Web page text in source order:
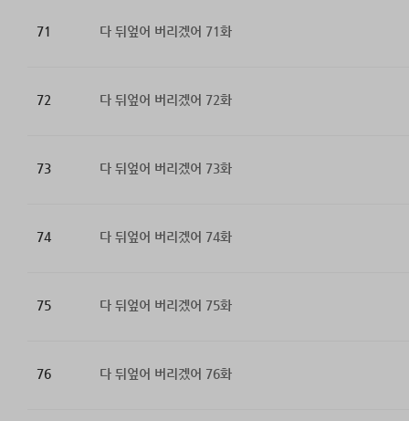
71 다 뒤엎어 버리겠어 71화
72 다 뒤엎어 버리겠어 72화
73 다 뒤엎어 버리겠어 73화
74 다 뒤엎어 버리겠어 74화
75 다 뒤엎어 버리겠어 75화
76 다 뒤엎어 버리겠어 76화